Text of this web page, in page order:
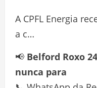
A CPFL Energia
a c…
📢 Belford Roxo
nunca para